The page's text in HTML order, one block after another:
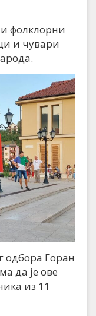
фолклорни
и чувари
одбора Горан
да је ове
из 11